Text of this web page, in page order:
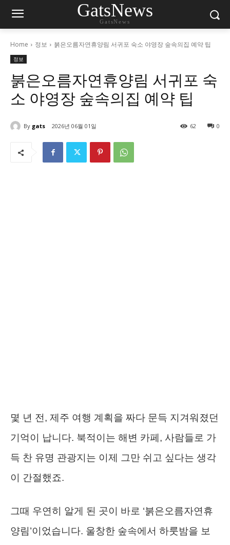
GatsNews
GatsNews
Home 정보 붉은오름자연휴양림 서귀포 숙소 야영장 숲속의집 예약 팁
정보
붉은오름자연휴양림 서귀포 숙
소 야영장 숲속의집 예약 팁
By gats 2026년 06월 01일 0
62
몇 년 전, 제주 여행 계획을 짜다 문득 지겨워졌던
기억이 납니다. 북적이는 해변 카페, 사람들로 가
득 찬 유명 관광지는 이제 그만 쉬고 싶다는 생각
이 간절했죠.
그때 우연히 알게 된 곳이 바로 ‘붉은오름자연휴
양림’이었습니다. 울창한 숲속에서 하룻밤을 보